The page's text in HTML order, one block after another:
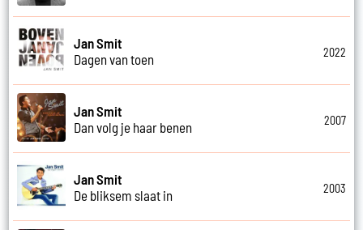
Jan Smit
Dagen van toen
2022
Jan Smit
Dan volg je haar benen
2007
Jan Smit
De bliksem slaat in
2003